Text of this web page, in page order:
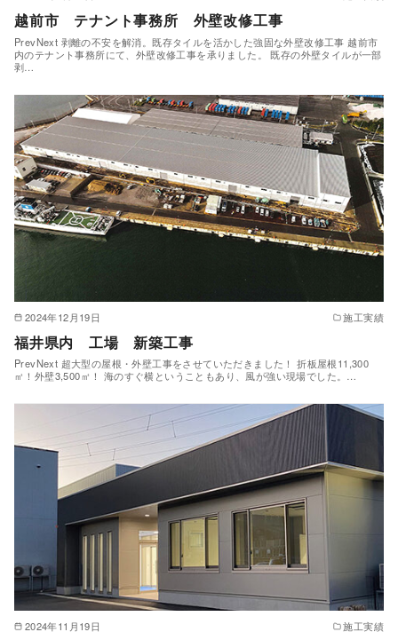
越前市 テナント事務所 外壁改修工事
PrevNext 剥離の不安を解消。既存タイルを活かした強固な外壁改修工事 越前市
内のテナント事務所にて、外壁改修工事を承りました。 既存の外壁タイルが一部
剥…
2024年12月19日 施工実績
福井県内 工場 新築工事
PrevNext 超大型の屋根・外壁工事をさせていただきました！ 折板屋根11,300
㎡！外壁3,500㎡！ 海のすぐ横ということもあり、風が強い現場でした。…
2024年11月19日 施工実績